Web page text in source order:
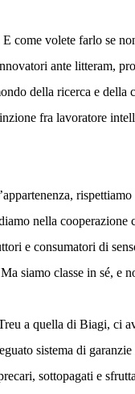
come volete farlo se
ante litteram,
della ricerca e
fra lavoratore
nella
e consumatori di
siamo classe in sé, e
a quella di Biagi, ci
sistema di
sottopagati e